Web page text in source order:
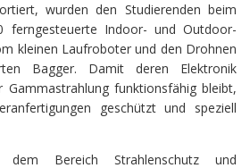
wurden den Studierenden beim
ferngesteuerte Indoor- und Outdoor-
kleinen Laufroboter und den Drohnen
Bagger. Damit deren Elektronik
Gammastrahlung funktionsfähig bleibt,
geschützt und speziell
Bereich Strahlenschutz und